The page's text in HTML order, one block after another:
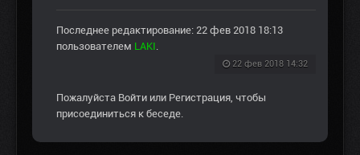
Последнее редактирование: 22 фев 2018 18:13
пользователем LAKI.
22 фев 2018 14:32
Пожалуйста Войти или Регистрация, чтобы
присоединиться к беседе.